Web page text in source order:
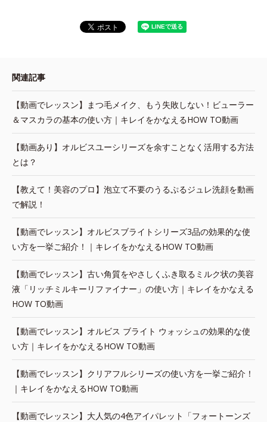
関連記事
【動画でレッスン】まつ毛メイク、もう失敗しない！ビューラー
＆マスカラの基本の使い方｜キレイをかなえるHOW TO動画
【動画あり】オルビスユーシリーズを余すことなく活用する方法
とは？
【教えて！美容のプロ】泡立て不要のうるぷるジュレ洗顔を動画
で解説！
【動画でレッスン】オルビスブライトシリーズ3品の効果的な使
い方を一挙ご紹介！｜キレイをかなえるHOW TO動画
【動画でレッスン】古い角質をやさしくふき取るミルク状の美容
液「リッチミルキーリファイナー」の使い方｜キレイをかなえる
HOW TO動画
【動画でレッスン】オルビス ブライト ウォッシュの効果的な使
い方｜キレイをかなえるHOW TO動画
【動画でレッスン】クリアフルシリーズの使い方を一挙ご紹介！
｜キレイをかなえるHOW TO動画
【動画でレッスン】大人気の4色アイパレット「フォートーンズ